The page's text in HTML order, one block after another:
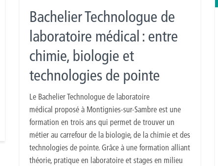
Bachelier Technologue de
laboratoire médical : entre
chimie, biologie et
technologies de pointe
Le Bachelier Technologue de laboratoire
médical proposé à Montignies-sur-Sambre est une
formation en trois ans qui permet de trouver un
métier au carrefour de la biologie, de la chimie et des
technologies de pointe. Grâce à une formation alliant
théorie, pratique en laboratoire et stages en milieu